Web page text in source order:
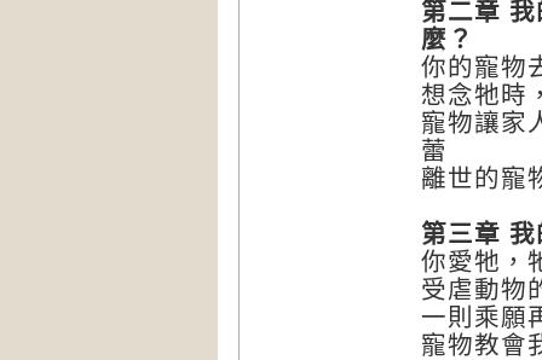
第二章
麼？
你的寵物
想念牠時
寵物讓家
蕾
離世的寵
第三章
你愛牠，
受虐動物
一則乘願
寵物教會